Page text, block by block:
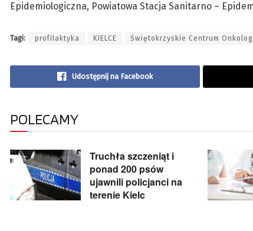
Epidemiologiczna, Powiatowa Stacja Sanitarno –
Tagi: profilaktyka KIELCE Świętokrzyskie Centrum
Udostępnij na Facebook
POLECAMY
Truchła szczeniąt i
ponad 200 psów
ujawnili policjanci na
terenie Kielc